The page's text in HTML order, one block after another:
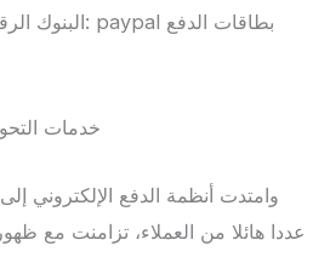
6. خدمات
وامتدت أنظمة الدفع الإلكتروني
عددا هائلا من العملاء، تزامنت مع